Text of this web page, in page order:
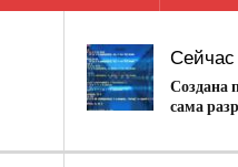
Создана
сама